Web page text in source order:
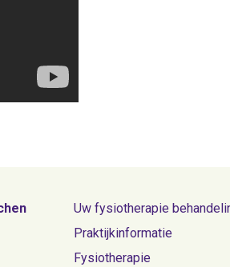
Uw fysiotherapie
Praktijkinformatie
Fysiotherapie